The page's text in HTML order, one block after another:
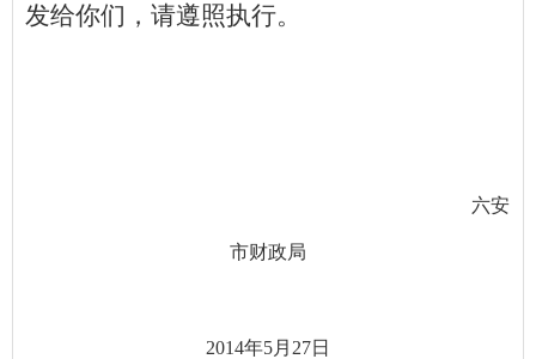
发给你们，请遵照执行。
六安
市财政局
2014年5月 27日